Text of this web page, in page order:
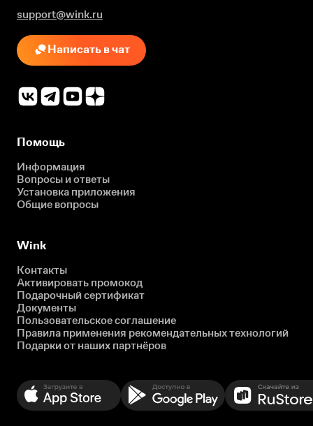
support@wink.ru
Написать в чат
Помощь
Информация
Вопросы и ответы
Установка приложения
Общие вопросы
Wink
Контакты
Активировать промокод
Подарочный сертификат
Документы
Пользовательское соглашение
Правила применения рекомендательных технологий
Подарки от наших партнёров